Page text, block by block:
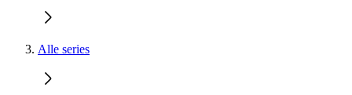
Alle series